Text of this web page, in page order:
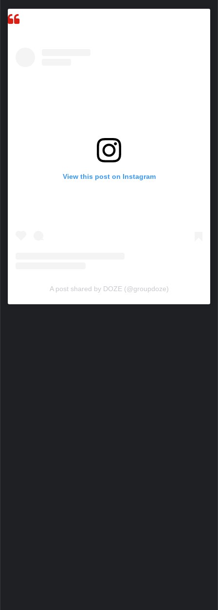
View this post on Instagram
A post shared by DOZE (@groupdoze)